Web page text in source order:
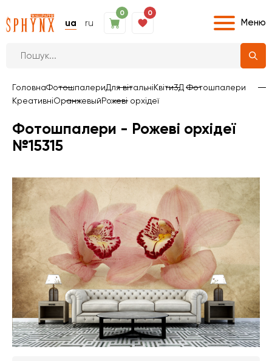
ua ru
0 0
Меню
ГоловнаФотошпалериДля вітальніКвіти3Д Фотошпалери
КреативніОранжевыйРожеві орхідеї
Фотошпалери - Рожеві орхідеї
№15315